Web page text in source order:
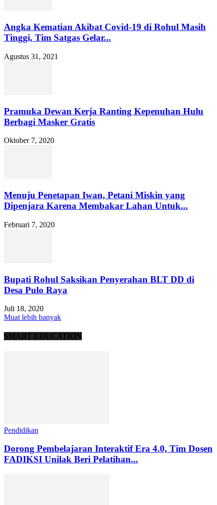
Angka Kematian Akibat Covid-19 di Rohul Masih
Tinggi, Tim Satgas Gelar...
Agustus 31, 2021
Pramuka Dewan Kerja Ranting Kepenuhan Hulu
Berbagi Masker Gratis
Oktober 7, 2020
Menuju Penetapan Iwan, Petani Miskin yang
Dipenjara Karena Membakar Lahan Untuk...
Februari 7, 2020
Bupati Rohul Saksikan Penyerahan BLT DD di
Desa Pulo Raya
Juli 18, 2020
Muat lebih banyak
SMART EDUCATION
Pendidikan
Dorong Pembelajaran Interaktif Era 4.0, Tim Dosen
FADIKSI Unilak Beri Pelatihan...